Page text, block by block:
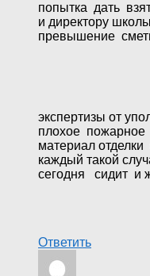
попытка дать
и директору
превышение
экспертизы от
плохое
материал
каждый такой
сегодня сидит
Ответить